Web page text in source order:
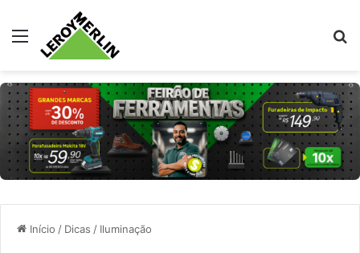
Menu
Início / Dicas / Iluminação